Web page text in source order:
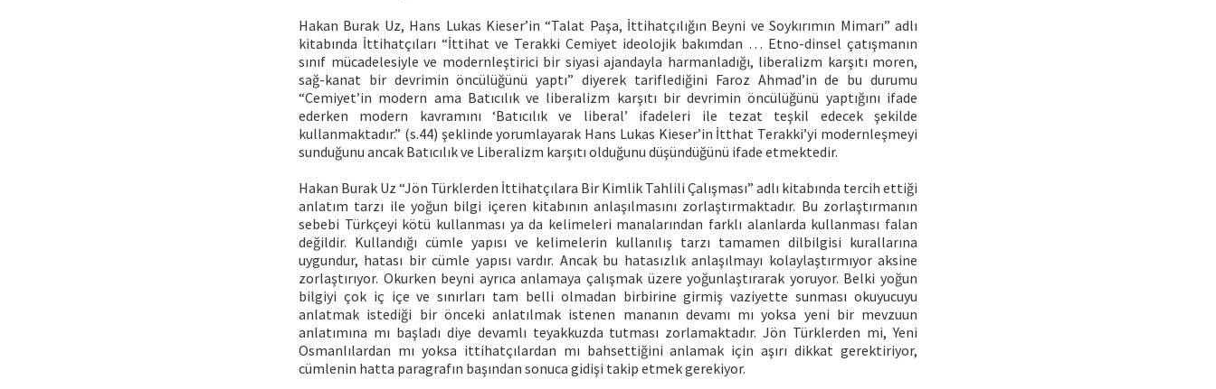
Hakan Burak Uz, Hans Lukas Kieser’in “Talat Paşa, İttihatçılığın Beyni ve Soykırımın Mimarı” adlı
kitabında İttihatçıları “İttihat ve Terakki Cemiyet ideolojik bakımdan … Etno-dinsel çatışmanın
sınıf mücadelesiyle ve modernleştirici bir siyasi ajandayla harmanladığı, liberalizm karşıtı moren,
sağ-kanat bir devrimin öncülüğünü yaptı” diyerek tariflediğini Faroz Ahmad’in de bu durumu
“Cemiyet’in modern ama Batıcılık ve liberalizm karşıtı bir devrimin öncülüğünü yaptığını ifade
ederken modern kavramını ‘Batıcılık ve liberal’ ifadeleri ile tezat teşkil edecek şekilde
kullanmaktadır.” (s.44) şeklinde yorumlayarak Hans Lukas Kieser’in İtthat Terakki’yi modernleşmeyi
sunduğunu ancak Batıcılık ve Liberalizm karşıtı olduğunu düşündüğünü ifade etmektedir.
Hakan Burak Uz “Jön Türklerden İttihatçılara Bir Kimlik Tahlili Çalışması” adlı kitabında tercih ettiği
anlatım tarzı ile yoğun bilgi içeren kitabının anlaşılmasını zorlaştırmaktadır. Bu zorlaştırmanın
sebebi Türkçeyi kötü kullanması ya da kelimeleri manalarından farklı alanlarda kullanması falan
değildir. Kullandığı cümle yapısı ve kelimelerin kullanılış tarzı tamamen dilbilgisi kurallarına
uygundur, hatası bir cümle yapısı vardır. Ancak bu hatasızlık anlaşılmayı kolaylaştırmıyor aksine
zorlaştırıyor. Okurken beyni ayrıca anlamaya çalışmak üzere yoğunlaştırarak yoruyor. Belki yoğun
bilgiyi çok iç içe ve sınırları tam belli olmadan birbirine girmiş vaziyette sunması okuyucuyu
anlatmak istediği bir önceki anlatılmak istenen mananın devamı mı yoksa yeni bir mevzuun
anlatımına mı başladı diye devamlı teyakkuzda tutması zorlamaktadır. Jön Türklerden mi, Yeni
Osmanlılardan mı yoksa ittihatçılardan mı bahsettiğini anlamak için aşırı dikkat gerektiriyor,
cümlenin hatta paragrafın başından sonuca gidişi takip etmek gerekiyor.